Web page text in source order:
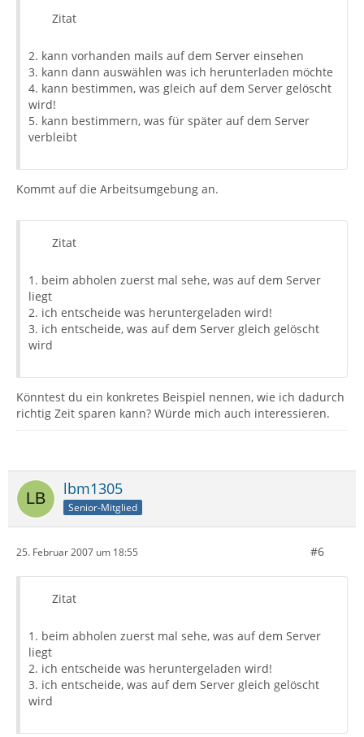
Zitat
2. kann vorhanden mails auf dem Server einsehen
3. kann dann auswählen was ich herunterladen möchte
4. kann bestimmen, was gleich auf dem Server gelöscht
wird!
5. kann bestimmern, was für später auf dem Server
verbleibt
Kommt auf die Arbeitsumgebung an.
Zitat
1. beim abholen zuerst mal sehe, was auf dem Server
liegt
2. ich entscheide was heruntergeladen wird!
3. ich entscheide, was auf dem Server gleich gelöscht
wird
Könntest du ein konkretes Beispiel nennen, wie ich dadurch
richtig Zeit sparen kann? Würde mich auch interessieren.
lbm1305
Senior-Mitglied
25. Februar 2007 um 18:55 #6
Zitat
1. beim abholen zuerst mal sehe, was auf dem Server
liegt
2. ich entscheide was heruntergeladen wird!
3. ich entscheide, was auf dem Server gleich gelöscht
wird